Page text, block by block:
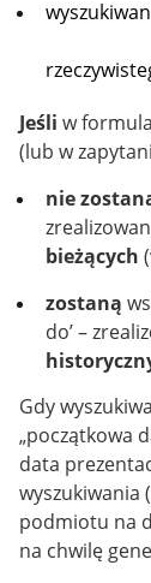
Jeśli w
(lub w
nie
bieżących
zostaną
do’ –
Gdy
„początkowa
data
wyszukiwania
podmiotu na
na chwilę